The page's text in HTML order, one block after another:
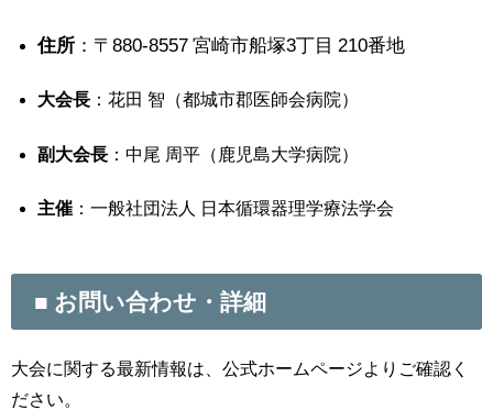
住所 ：〒880-8557 宮崎市船塚3丁目 210番地
大会長 ：花田 智（都城市郡医師会病院）
副大会長 ：中尾 周平（鹿児島大学病院）
主催 ：一般社団法人 日本循環器理学療法学会
■ お問い合わせ・詳細
大会に関する最新情報は、公式ホームページよりご確認く
ださい。